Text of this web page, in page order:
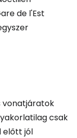
de l'Est
vonatjáratok
csak
előtt jól